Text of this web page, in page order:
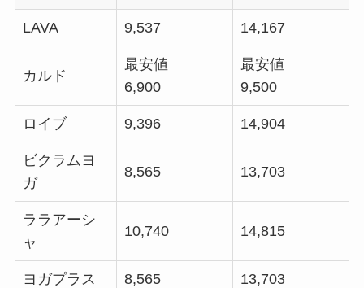
LAVA 9,537 14,167
カルド
最安値
6,900
最安値
9,500
ロイブ 9,396 14,904
ビクラムヨ
ガ
8,565 13,703
ララアーシ
ャ
10,740 14,815
ヨガプラス 8,565 13,703